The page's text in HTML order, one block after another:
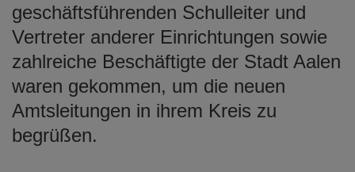
geschäftsführenden Schulleiter und
Vertreter anderer Einrichtungen sowie
zahlreiche Beschäftigte der Stadt Aalen
waren gekommen, um die neuen
Amtsleitungen in ihrem Kreis zu
begrüßen.